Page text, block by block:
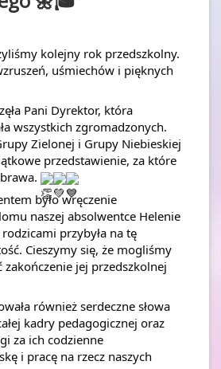
uśmiechów i pięknych
Pani Dyrektor, która
wszystkich zgromadzonych.
Zielonej i Grupy Niebieskiej
przedstawienie, za które
było wręczenie
naszej absolwentce Helenie
przybyła na tę
Cieszymy się, że mogliśmy
jej przedszkolnej
również serdeczne słowa
kadry pedagogicznej oraz
za ich codzienne
i pracę na rzecz naszych